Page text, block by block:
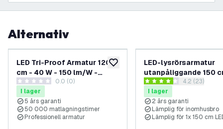
Alternativ
lägg till i önskelistan
LED Tri-Proof Armatur 120
cm - 40 W - 150 lm/W -
4500K - IP65 - IK10 -
Kopplingsbar
0 stjärnbetyg 0.0 (0)
I lager
5 års garanti
50 000 matlagningstimer
Professionell armatur
LED-lysrörsarmatur
utanpåliggande 150
IP20
öppna
4.2 stjärnbetyg4.2 (23)
I lager
2 års garanti
Lämplig för inomhusbro
Lämplig för 1x 150 cm